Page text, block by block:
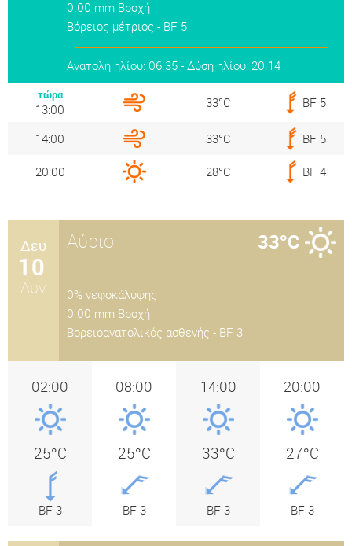
0.00 mm Βροχή
Βόρειος μέτριος - BF 5
Ανατολή ηλίου: 06.35 - Δύση ηλίου: 20.14
τώρα
13:00 33°C BF 5
14:00 33°C BF 5
20:00 28°C BF 4
Δευ
10
Αυγ
Αύριο 33°C
0% νεφοκάλυψης
0.00 mm Βροχή
Βορειοανατολικός ασθενής - BF 3
02:00
25°C
BF 3
08:00
25°C
BF 3
14:00
33°C
BF 3
20:00
27°C
BF 3